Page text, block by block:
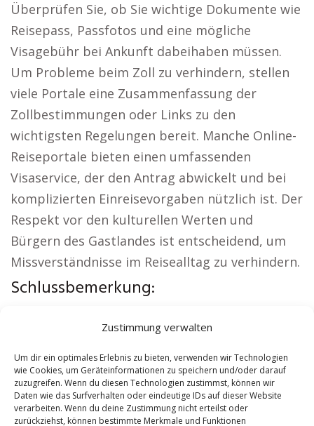
Zustimmung verwalten
Um dir ein optimales Erlebnis zu bieten, verwenden wir Technologien
wie Cookies, um Geräteinformationen zu speichern und/oder darauf
zuzugreifen. Wenn du diesen Technologien zustimmst, können wir
Daten wie das Surfverhalten oder eindeutige IDs auf dieser Website
verarbeiten. Wenn du deine Zustimmung nicht erteilst oder
zurückziehst, können bestimmte Merkmale und Funktionen
Überprüfen Sie, ob Sie wichtige Dokumente wie
Reisepass, Passfotos und eine mögliche
Visagebühr bei Ankunft dabeihaben müssen.
Um Probleme beim Zoll zu verhindern, stellen
viele Portale eine Zusammenfassung der
Zollbestimmungen oder Links zu den
wichtigsten Regelungen bereit. Manche Online-
Reiseportale bieten einen umfassenden
Visaservice, der den Antrag abwickelt und bei
komplizierten Einreisevorgaben nützlich ist. Der
Respekt vor den kulturellen Werten und
Bürgern des Gastlandes ist entscheidend, um
Missverständnisse im Reisealltag zu verhindern.
Schlussbemerkung:
Sicherheitsdienst Golßen |Versicherung Golßen
|Hundeschule Golßen|Schamane Golßen|
Reisebüro Golßen
Contents [show]